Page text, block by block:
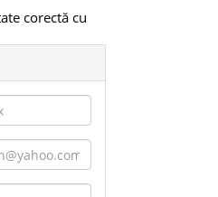
corectă cu
pentru
de accesorii
a